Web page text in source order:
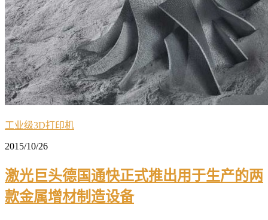
工业级3D打印机
2015/10/26
激光巨头德国通快正式推出用于生产的两
款金属增材制造设备